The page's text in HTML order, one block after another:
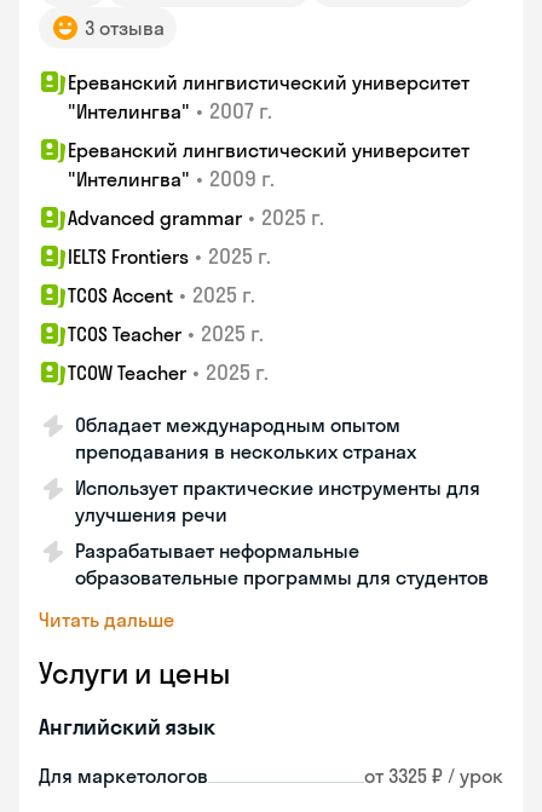
3 отзыва
Ереванский лингвистический университет
"Интелингва" • 2007 г.
Ереванский лингвистический университет
"Интелингва" • 2009 г.
Advanced grammar • 2025 г.
IELTS Frontiers • 2025 г.
TCOS Accent • 2025 г.
TCOS Teacher • 2025 г.
TCOW Teacher • 2025 г.
Обладает международным опытом
преподавания в нескольких странах
Использует практические инструменты для
улучшения речи
Разрабатывает неформальные
образовательные программы для студентов
Читать дальше
Услуги и цены
Английский язык
Для маркетологов от 3325 ₽ / урок